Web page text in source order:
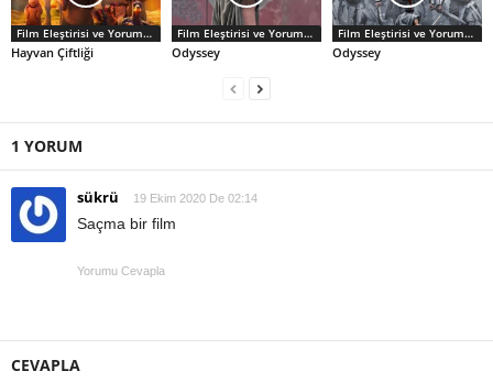
Film Eleştirisi ve Yorumlar
Hayvan Çiftliği
Film Eleştirisi ve Yorumlar
Odyssey
Film Eleştirisi ve Yorumlar
Odyssey
1 YORUM
sükrü 19 Ekim 2020 De 02:14
Saçma bir film
Yorumu Cevapla
CEVAPLA